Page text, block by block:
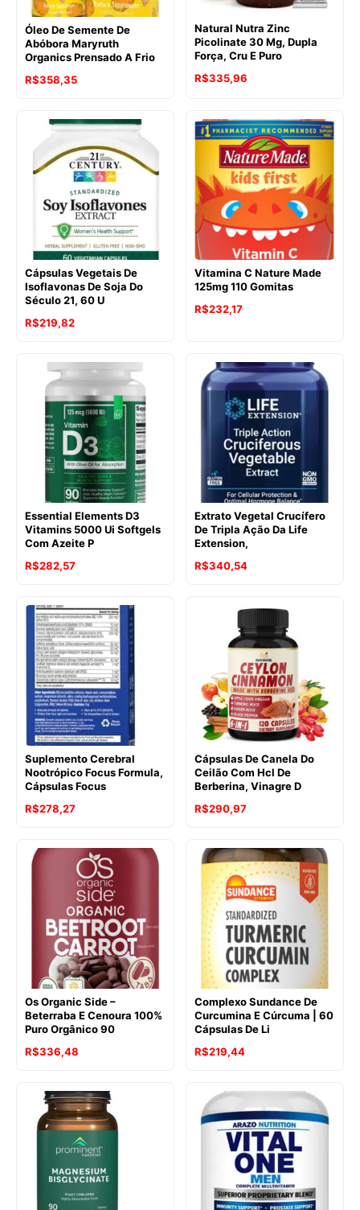
Óleo De Semente De
Abóbora Maryruth
Organics Prensado A Frio
R$358,35
Natural Nutra Zinc
Picolinate 30 Mg, Dupla
Força, Cru E Puro
R$335,96
Cápsulas Vegetais De
Isoflavonas De Soja Do
Século 21, 60 U
R$219,82
Vitamina C Nature Made
125mg 110 Gomitas
R$232,17
Essential Elements D3
Vitamins 5000 Ui Softgels
Com Azeite P
R$282,57
Extrato Vegetal Crucífero
De Tripla Ação Da Life
Extension,
R$340,54
Suplemento Cerebral
Nootrópico Focus Formula,
Cápsulas Focus
R$278,27
Cápsulas De Canela Do
Ceilão Com Hcl De
Berberina, Vinagre D
R$290,97
Os Organic Side –
Beterraba E Cenoura 100%
Puro Orgânico 90
R$336,48
Complexo Sundance De
Curcumina E Cúrcuma | 60
Cápsulas De Li
R$219,44